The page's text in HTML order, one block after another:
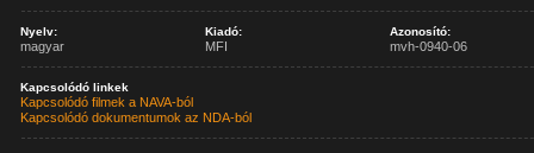
Nyelv:
magyar
Kiadó:
MFI
Azonosító:
mvh-0940-06
Kapcsolódó linkek
Kapcsolódó filmek a NAVA-ból
Kapcsolódó dokumentumok az NDA-ból